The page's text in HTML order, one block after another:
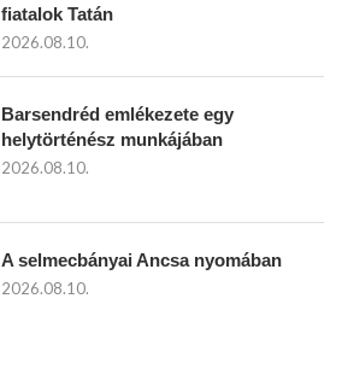
fiatalok Tatán
2026.08.10.
Barsendréd emlékezete egy
helytörténész munkájában
2026.08.10.
A selmecbányai Ancsa nyomában
2026.08.10.